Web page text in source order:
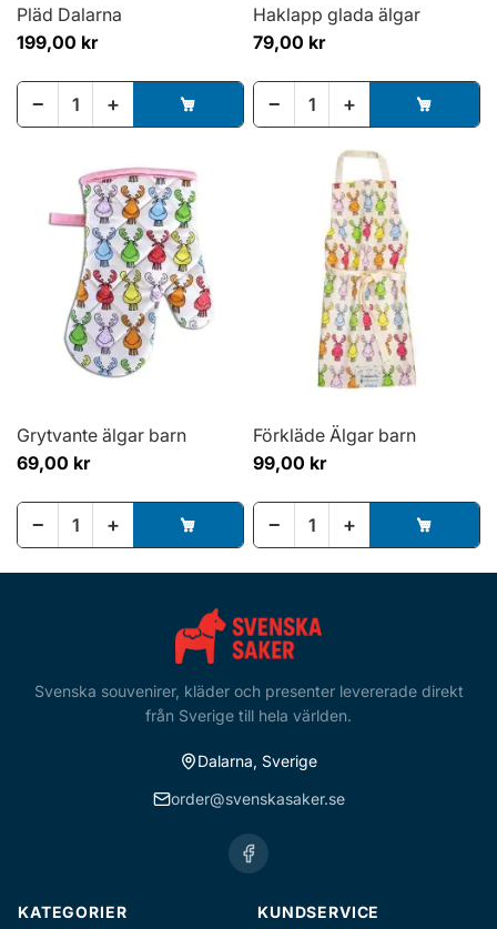
Pläd Dalarna
199,00 kr
− +
Haklapp glada älgar
79,00 kr
− +
Grytvante älgar barn
69,00 kr
− +
Förkläde Älgar barn
99,00 kr
− +
Svenska souvenirer, kläder och presenter levererade direkt
från Sverige till hela världen.
Dalarna, Sverige
order@svenskasaker.se
KATEGORIER KUNDSERVICE